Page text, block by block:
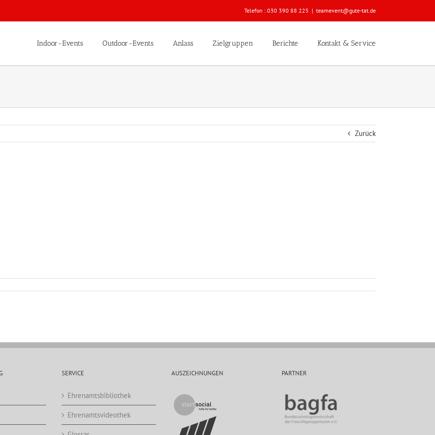
Telefon : 030 390 88 225 | teamevent@gute-tat.de
Indoor-Events Outdoor-Events Anlass Zielgruppen Berichte Kontakt & Service
Zurück
SERVICE
Ehrenamtsbibliothek
Ehrenamtsvideothek
AUSZEICHNUNGEN PARTNER